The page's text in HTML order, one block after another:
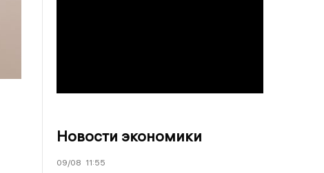
Новости экономики
09/08 11:55